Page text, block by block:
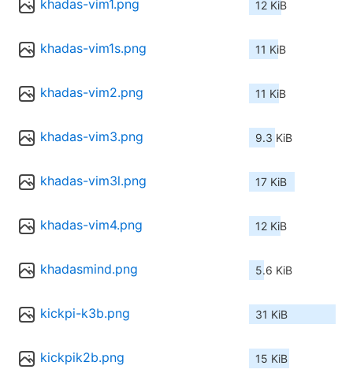
khadas-vim1.png 12 KiB
khadas-vim1s.png 11 KiB
khadas-vim2.png 11 KiB
khadas-vim3.png 9.3 KiB
khadas-vim3l.png 17 KiB
khadas-vim4.png 12 KiB
khadasmind.png 5.6 KiB
kickpi-k3b.png 31 KiB
kickpik2b.png 15 KiB